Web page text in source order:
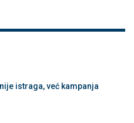
istraga, već kampanja